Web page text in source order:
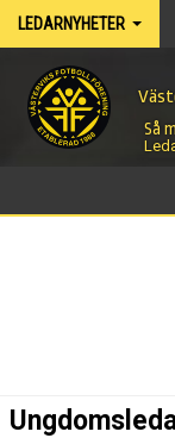
LEDARNYHETER
Så